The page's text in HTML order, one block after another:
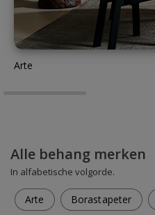
Arte
Alle behang merken
In alfabetische volgorde.
Arte Borastapeter